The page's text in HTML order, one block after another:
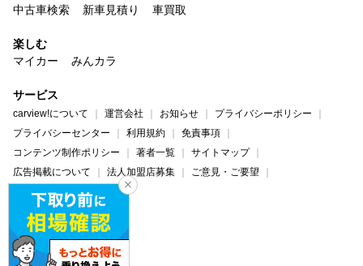
中古車検索
新車見積り 車買取
楽しむ
マイカー
みんカラ
サービス
carview!について 運営会社 お知らせ
プライバシーポリシー
プライバシーセンター
利用規約
免責事項
コンテンツ制作ポリシー
著者一覧
サイトマップ
広告掲載について
法人加盟店募集
ご意見・ご要望
ヘルプ・お問い合わせ
carview! Yahoo! JAPAN